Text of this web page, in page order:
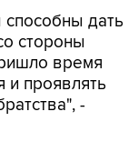
дать
стороны
время
и проявлять
-